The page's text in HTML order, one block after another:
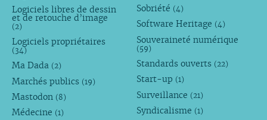
Logiciels libres de dessin
et de retouche d’image
(2)
Logiciels propriétaires
(34)
Ma Dada (2)
Marchés publics (19)
Mastodon (8)
Médecine (1)
Sobriété (4)
Software Heritage (4)
Souveraineté numérique
(59)
Standards ouverts (22)
Start-up (1)
Surveillance (21)
Syndicalisme (1)